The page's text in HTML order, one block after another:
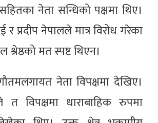
नेता सन्धिको पक्षमा थिए।
प्रदीप नेपालले मात्र विरोध गरेका
मत स्पष्ट थिएन।
नेता विपक्षमा देखिए।
त विपक्षमा धाराबाहिक रुपमा